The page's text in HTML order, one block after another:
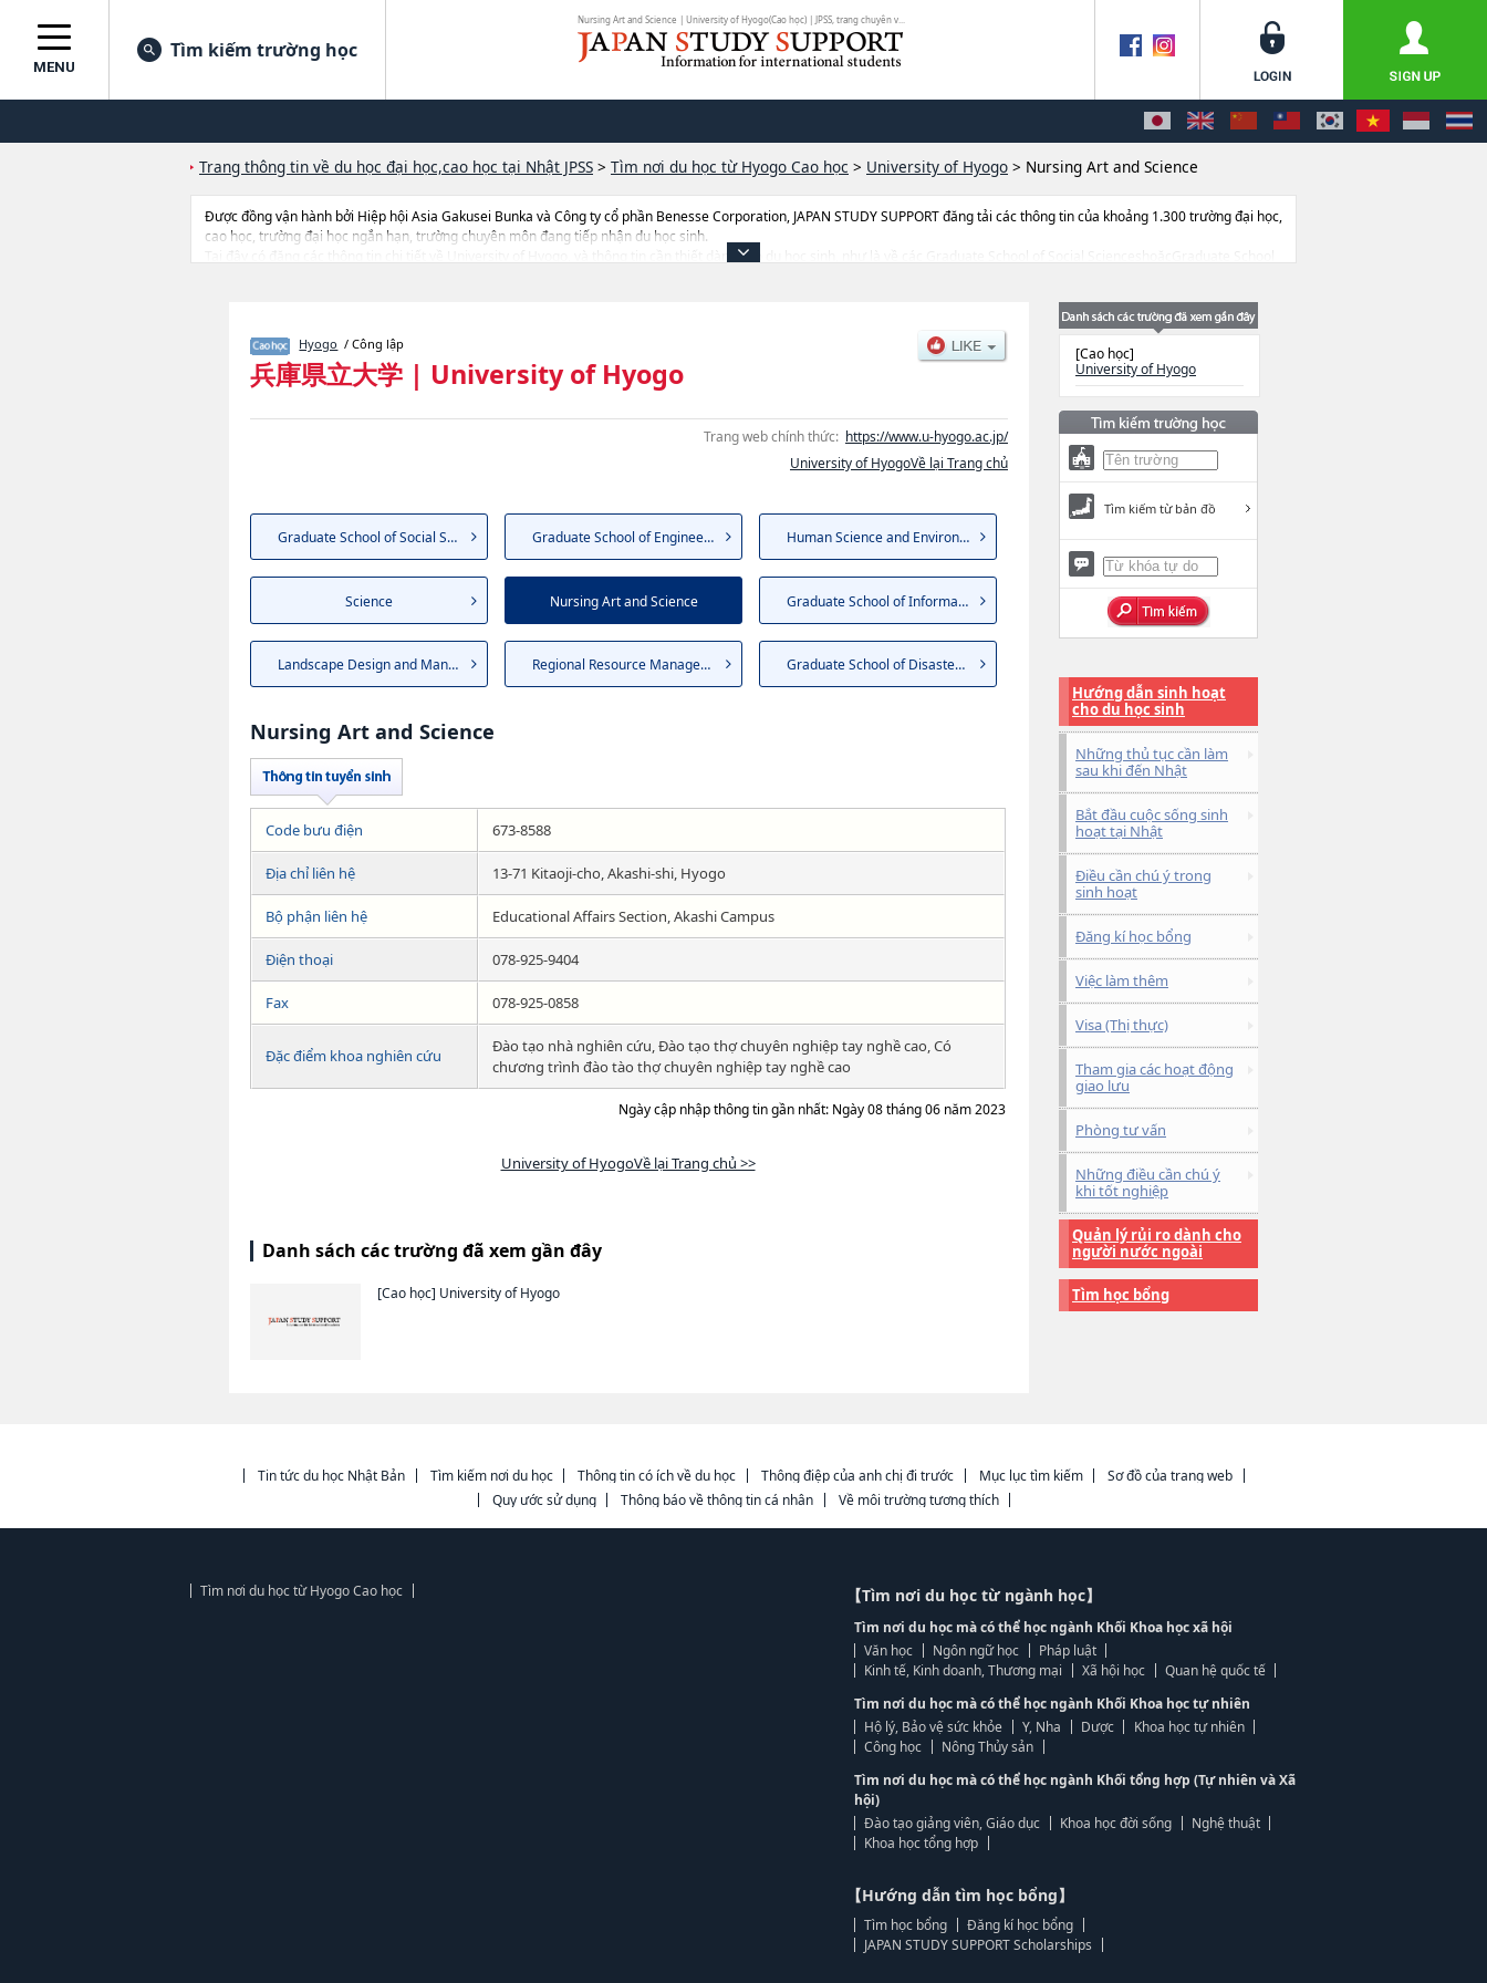
Nursing Art and Science | University of Hyogo(Cao học) | JPSS, trang chuyên v...
MENU
Tìm kiếm trường học
Trang thông tin về du học đại học,cao học tại Nhật JPSS > Tìm nơi du học từ Hyogo Cao học > University of Hyogo > Nursing Art and Science
Được đồng vận hành bởi Hiệp hội Asia Gakusei Bunka và Công ty cổ phần Benesse Corporation, JAPAN STUDY SUPPORT đăng tải các thông tin của khoảng 1.300 trường đại học,
cao học, trường đại học ngắn hạn, trường chuyên môn đang tiếp nhận du học sinh.
Tại đây có đăng các thông tin chi tiết về University of Hyogo, và thông tin cần thiết dành cho du học sinh, như là về các Graduate School of Social ScienceshoặcGraduate School
Hyogo / Công lập
兵庫県立大学 | University of Hyogo
Trang web chính thức: https://www.u-hyogo.ac.jp/
University of HyogoVề lại Trang chủ
Graduate School of Social Sci... Graduate School of Engineering Human Science and Environment
Science Nursing Art and Science Graduate School of Informatio...
Landscape Design and Management Regional Resource Management Graduate School of Disaster R...
Nursing Art and Science
Code bưu điện 673-8588
Địa chỉ liên hệ 13-71 Kitaoji-cho, Akashi-shi, Hyogo
Bộ phận liên hệ Educational Affairs Section, Akashi Campus
Điện thoại 078-925-9404
Fax 078-925-0858
Đặc điểm khoa nghiên cứu
Đào tạo nhà nghiên cứu, Đào tạo thợ chuyên nghiệp tay nghề cao, Có
chương trình đào tào thợ chuyên nghiệp tay nghề cao
Ngày cập nhập thông tin gần nhất: Ngày 08 tháng 06 năm 2023
University of HyogoVề lại Trang chủ >>
Danh sách các trường đã xem gần đây
[Cao học] University of Hyogo
[Cao học]
University of Hyogo
Tìm kiếm từ bản đồ
Hướng dẫn sinh hoạt
cho du học sinh
Những thủ tục cần làm
sau khi đến Nhật
Bắt đầu cuộc sống sinh
hoạt tại Nhật
Điều cần chú ý trong
sinh hoạt
Đăng kí học bổng
Việc làm thêm
Visa (Thị thực)
Tham gia các hoạt động
giao lưu
Phòng tư vấn
Những điều cần chú ý
khi tốt nghiệp
Quản lý rủi ro dành cho
người nước ngoài
Tìm học bổng
Tin tức du học Nhật Bản Tìm kiếm nơi du học Thông tin có ích về du học Thông điệp của anh chị đi trước Mục lục tìm kiếm
Sơ đồ của trang web
Quy ước sử dụng
Thông báo về thông tin cá nhân Về môi trường tương thích
Tìm nơi du học từ Hyogo Cao học 【Tìm nơi du học từ ngành học】
Tìm nơi du học mà có thể học ngành Khối Khoa học xã hội
Văn học
Ngôn ngữ học
Pháp luật
Kinh tế, Kinh doanh, Thương mại
Xã hội học
Quan hệ quốc tế
Tìm nơi du học mà có thể học ngành Khối Khoa học tự nhiên
Hộ lý, Bảo vệ sức khỏe
Y, Nha Dược
Khoa học tự nhiên
Công học
Nông Thủy sản
Tìm nơi du học mà có thể học ngành Khối tổng hợp (Tự nhiên và Xã
hội)
Đào tạo giảng viên, Giáo dục
Khoa học đời sống
Nghệ thuật
Khoa học tổng hợp
【Hướng dẫn tìm học bổng】
Tìm học bổng
Đăng kí học bổng
JAPAN STUDY SUPPORT Scholarships